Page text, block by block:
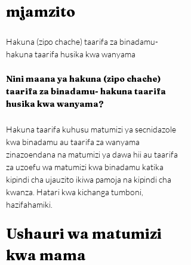
mjamzito
Hakuna (zipo chache) taarifa za binadamu-
hakuna taarifa husika kwa wanyama
Nini maana ya hakuna (zipo chache)
taarifa za binadamu- hakuna taarifa
husika kwa wanyama?
Hakuna taarifa kuhusu matumizi ya secnidazole
kwa binadamu au taarifa za wanyama
zinazoendana na matumizi ya dawa hii au taarifa
za uzoefu wa matumizi kwa binadamu katika
kipindi cha ujauzito ikiwa pamoja na kipindi cha
kwanza. Hatari kwa kichanga tumboni,
hazifahamiki.
Ushauri wa matumizi
kwa mama